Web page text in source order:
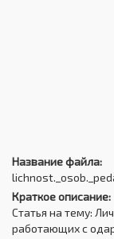
Название файла:
Краткое описание:
Статья на тему:
работающих с